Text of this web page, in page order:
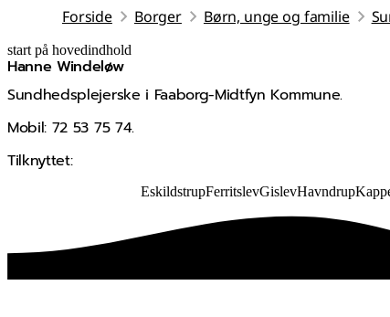
Forside Borger Børn, unge og familie
start på hovedindhold
Hanne Windeløw
Sundhedsplejerske i Faaborg-Midtfyn Kommune.
Mobil: 72 53 75 74.
Tilknyttet:
senest opdateret 4. februar 2026
EskildstrupFerritslevGislevHavndrup